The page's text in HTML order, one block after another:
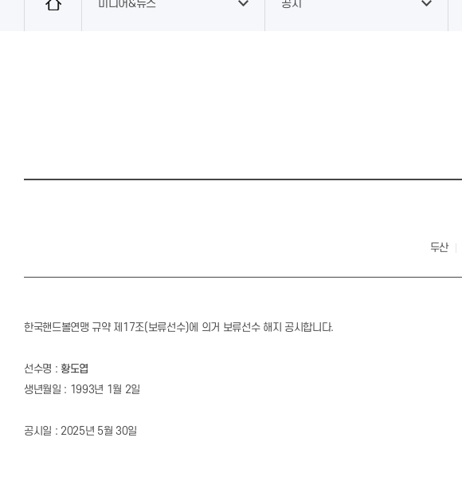
미디어&뉴스 공시
두산
한국핸드볼연맹 규약 제17조(보류선수)에 의거 보류선수 해지 공시합니다.
선수명 : 황도엽
생년월일 : 1993년 1월 2일
공시일 : 2025년 5월 30일